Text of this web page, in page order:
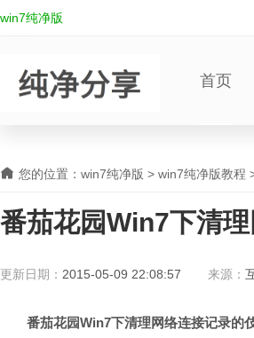
win7纯净版
首页
您的位置： win7纯净版 > win7纯净版教程
番茄花园Win7下清
更新日期： 2015-05-09 22:08:57 来源：
番茄花园Win7下清理网络连接记录的